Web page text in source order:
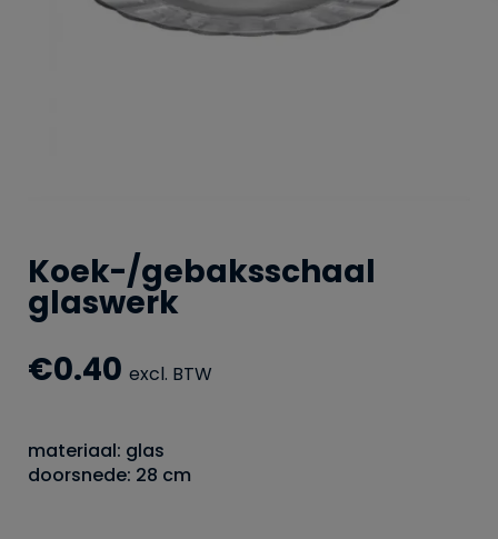
Koek-/gebaksschaal
glaswerk
€0.40 excl. BTW
materiaal: glas
doorsnede: 28 cm